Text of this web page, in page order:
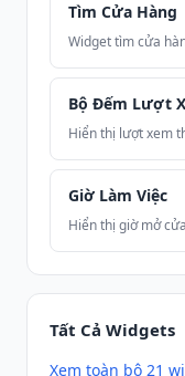
Tìm Cửa Hàng
Widget tìm cửa
Bộ Đếm Lượt
Hiển thị lượt xem
Giờ Làm Việc
Hiển thị giờ mở
Tất Cả Widgets
Xem toàn bộ 21